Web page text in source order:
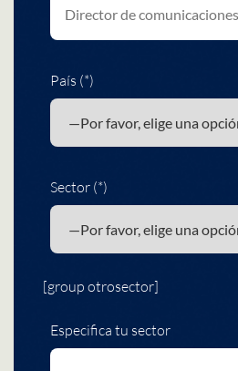
País (*)
Sector (*)
[group otrosector]
Especifica tu sector